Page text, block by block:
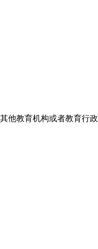
他教育机构或者教育行政